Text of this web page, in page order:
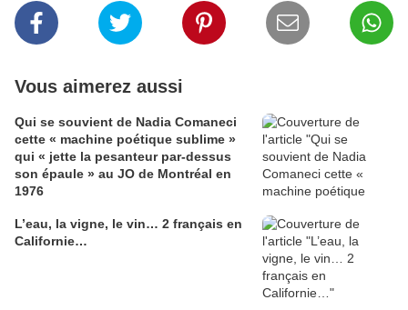
Vous aimerez aussi
Qui se souvient de Nadia Comaneci
cette « machine poétique sublime »
qui « jette la pesanteur par-dessus
son épaule » au JO de Montréal en
1976
L’eau, la vigne, le vin… 2 français en
Californie…